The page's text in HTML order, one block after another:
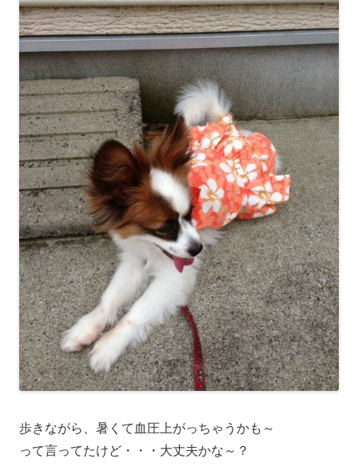
歩きながら、暑くて血圧上がっちゃうかも～
って言ってたけど・・・大丈夫かな～？